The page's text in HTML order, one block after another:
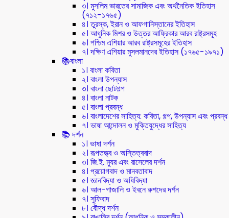
৩। মুসলিম ভারতের সামাজিক এবং অর্থনৈতিক ইতিহাস
(৭১২-১৭৬৫)
৪। তুরস্ক, ইরান ও আফগানিস্তানের ইতিহাস
৫। আধুনিক মিশর ও উত্তর আফ্রিকার আরব রাষ্ট্রসমূহ
৬। পশ্চিম এশিয়ার আরব রাষ্ট্রসমূহের ইতিহাস
৭। দক্ষিণ এশিয়ার মুসলমানদের ইতিহাস (১৭৬৫-১৯৭১)
📚বাংলা
১। বাংলা কবিতা
২। বাংলা উপন্যাস
৩। বাংলা ছোটগল্প
৪। বাংলা নাটক
৫। বাংলা প্রবন্ধ
৬। বাংলাদেশের সাহিত্য: কবিতা, গল্প, উপন্যাস এবং প্রবন্ধ
৭। ভাষা আন্দোলন ও মুক্তিযুদ্ধের সাহিত্য
📚 দর্শন
১। ভাষা দর্শন
২। রূপতত্ত্ব ও অস্তিত্ববাদ
৩। জি.ই. ম্যুর এবং রাসেলের দর্শন
৪। প্রয়োগবাদ ও মানবতাবাদ
৫। জ্ঞানবিদ্যা ও অধিবিদ্যা
৬। আল-গাজালি ও ইবনে রুশদের দর্শন
৭। সুফিবাদ
৮। বৌদ্ধ দর্শন